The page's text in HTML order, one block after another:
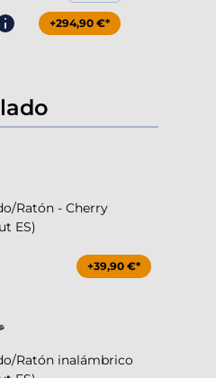
+294,90 €*
Ratón - Cherry
ES)
+39,90 €*
Ratón inalámbrico